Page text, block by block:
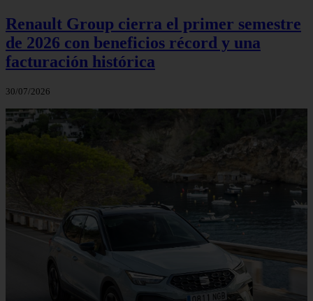
Renault Group cierra el primer semestre
de 2026 con beneficios récord y una
facturación histórica
30/07/2026